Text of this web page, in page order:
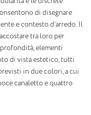
di disegnare
e contesto d’arredo. Il
tra loro per
elementi
di vista estetico, tutti
in due colori, a cui
canaletto e quattro